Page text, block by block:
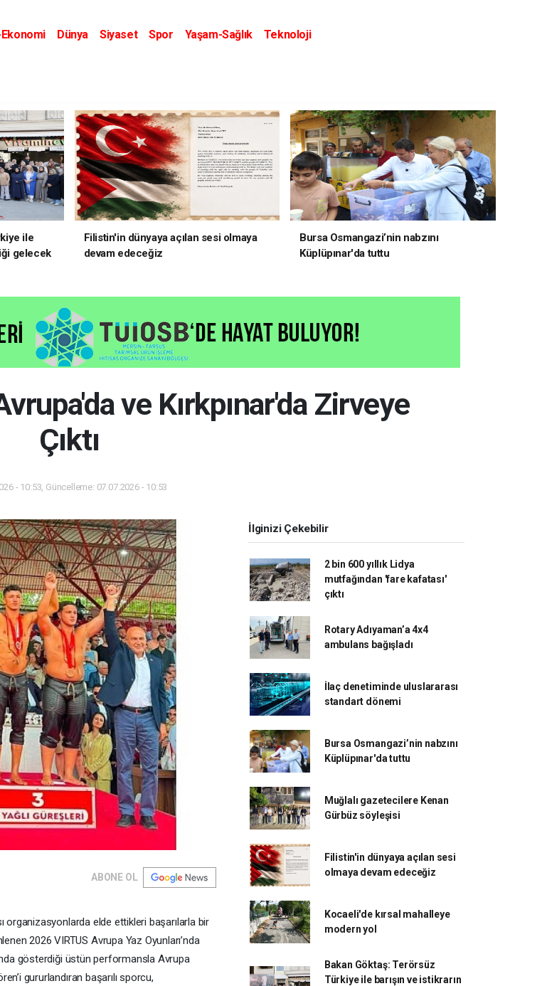
Dünya Siyaset Spor Yaşam-Sağlık
Teknoloji
ile
gelecek
Filistin'in dünyaya açılan sesi olmaya
devam edeceğiz
Bursa Osmangazi’nin nabzını
Küplüpınar'da tuttu
ve Kırkpınar'da Zirveye
Çıktı
- 10:53, Güncelleme: 07.07.2026 - 10:53
ABONE OL
organizasyonlarda elde ettikleri başarılarla bir
2026 VIRTUS Avrupa Yaz Oyunları’nda
gösterdiği üstün performansla Avrupa
gururlandıran başarılı sporcu,
İlginizi Çekebilir
2 bin 600 yıllık Lidya
mutfağından 'fare kafatası'
çıktı
Rotary Adıyaman’a 4x4
ambulans bağışladı
İlaç denetiminde uluslararası
standart dönemi
Bursa Osmangazi’nin nabzını
Küplüpınar'da tuttu
Muğlalı gazetecilere Kenan
Gürbüz söyleşisi
Filistin'in dünyaya açılan sesi
olmaya devam edeceğiz
Kocaeli'de kırsal mahalleye
modern yol
Bakan Göktaş: Terörsüz
Türkiye ile barışın ve istikrarın